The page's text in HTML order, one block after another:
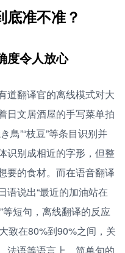
准不准？
度令人放心
道翻译官的离线模式对大
日文居酒屋的手写菜单拍
鳥”“枝豆”等条目识别并
识别成相近的字形，但整
要的食材。而在语音翻译
语说出“最近的加油站在
等短句，离线翻译的反应
致在80%到90%之间，关